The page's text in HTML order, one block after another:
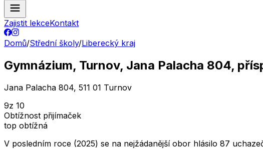
Zajistit lekceKontakt
Domů/Střední školy/Liberecký kraj
Gymnázium, Turnov, Jana Palacha 804,
Jana Palacha 804, 511 01 Turnov
9z 10
Obtížnost přijímaček
top obtížná
V posledním roce (2025) se na nejžádanější obor hlásilo 87